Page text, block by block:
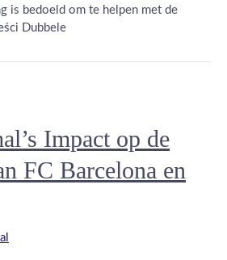
is bedoeld om te helpen met de
Dubbele
Impact op de
FC Barcelona en